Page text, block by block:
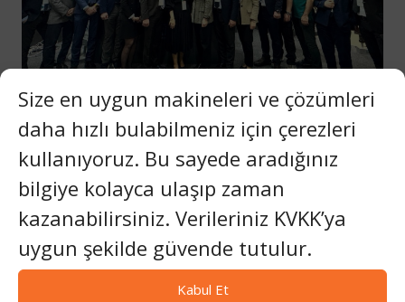
Size en uygun makineleri ve çözümleri
daha hızlı bulabilmeniz için çerezleri
kullanıyoruz. Bu sayede aradığınız
bilgiye kolayca ulaşıp zaman
kazanabilirsiniz. Verileriniz KVKK’ya
uygun şekilde güvende tutulur.
Kabul Et
FUARLAR VE KONGRELER|UNCATEGORIZED @TR
Marble İzmir’de 30. Yıl
Kutlanıyor: Set
Makina’nın Güven ve
Yenilikçilik Mirası